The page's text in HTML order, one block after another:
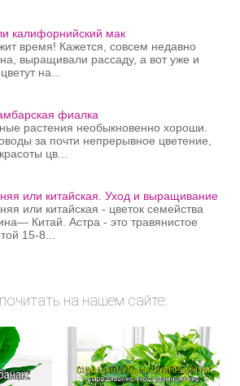
калифорнийский мак
время! Кажется, совсем недавно
выращивали рассаду, а вот уже и
на...
фиалка
растения необыкновенно хороши.
за почти непрерывное цветение,
цв...
или китайская. Уход и выращивание
или китайская - цветок семейства
Китай. Астра - это травянистое
15-8...
на нашем сайте: